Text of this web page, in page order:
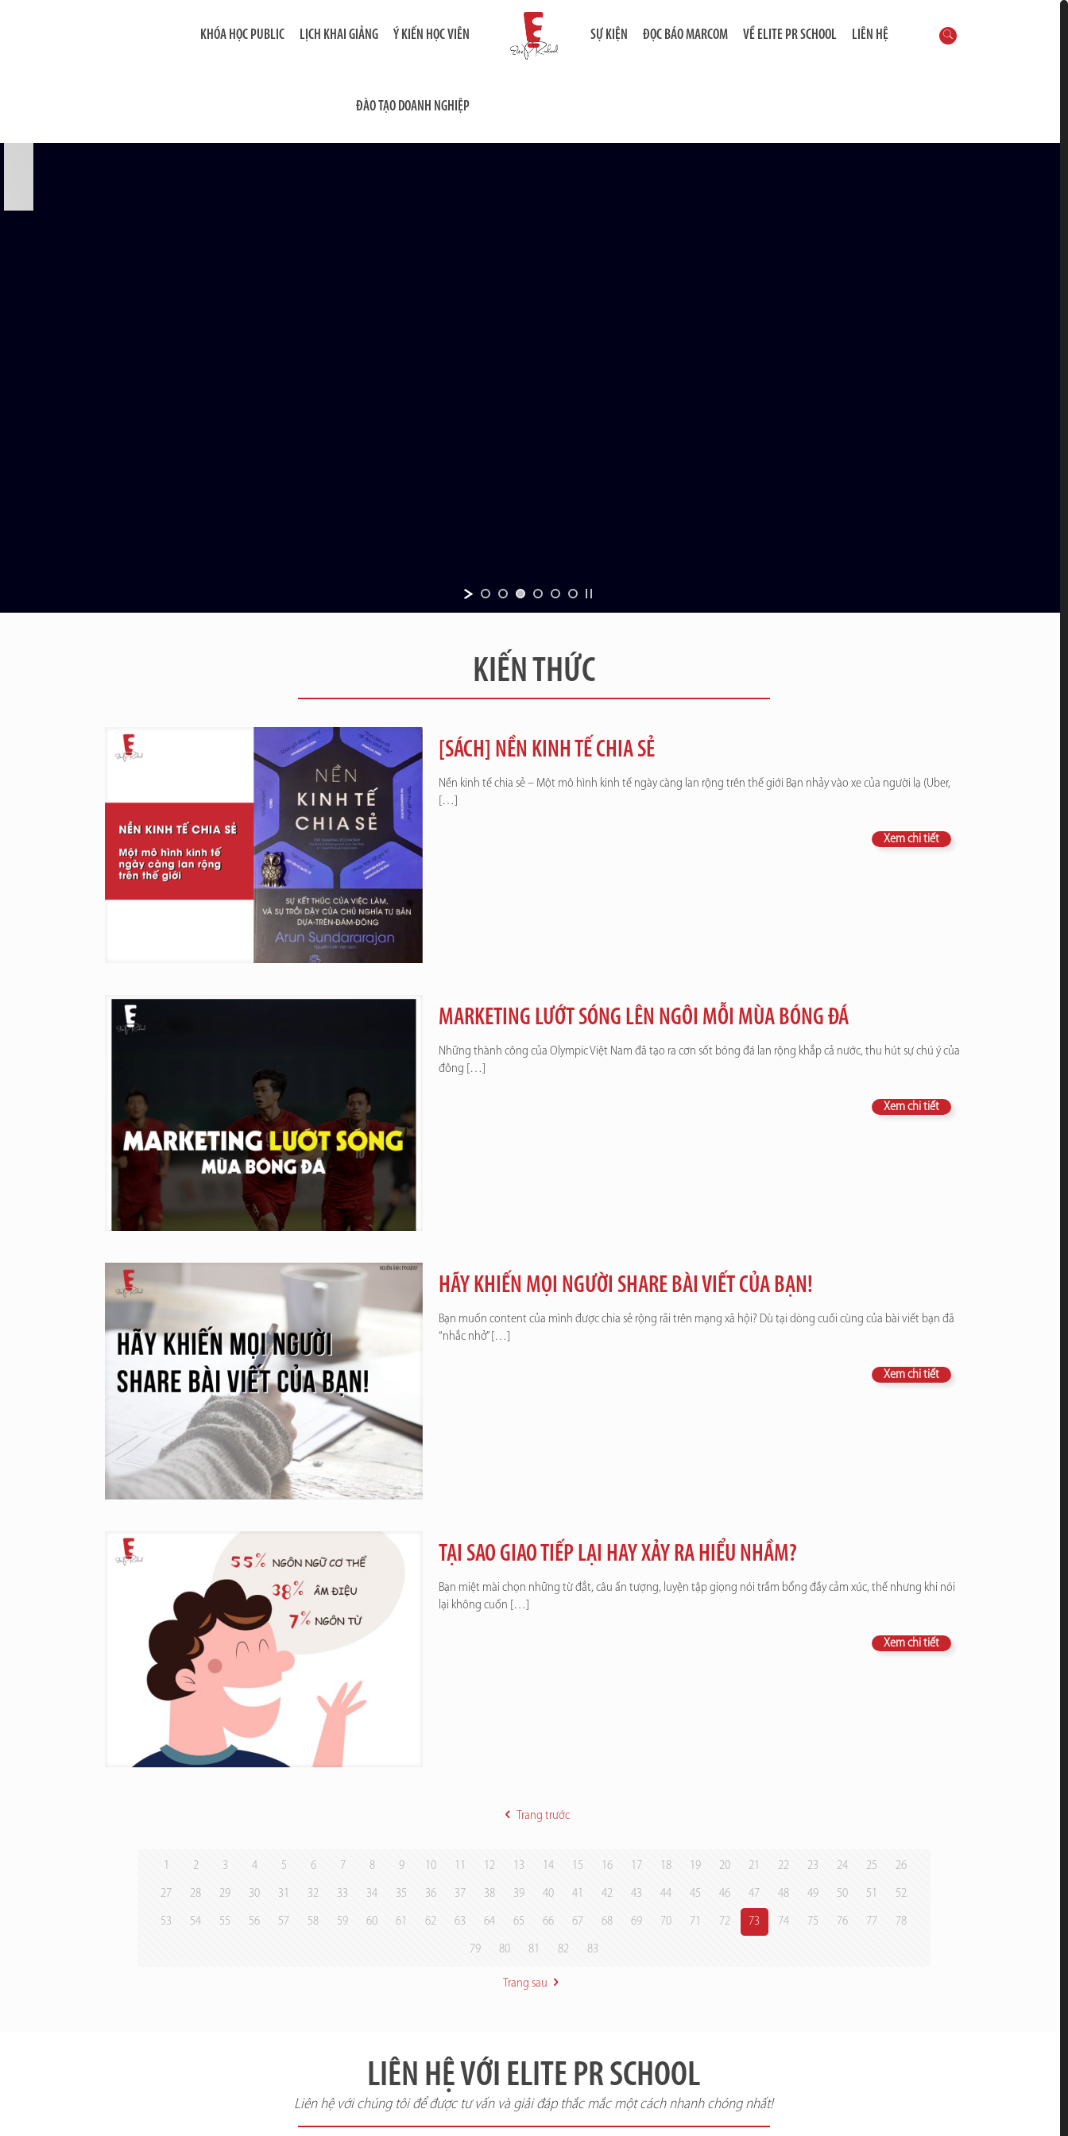
KHÓA HỌC PUBLIC LỊCH KHAI GIẢNG Ý KIẾN HỌC VIÊN
ĐÀO TẠO DOANH NGHIỆP
SỰ KIỆN ĐỌC BÁO MARCOM VỀ ELITE PR SCHOOL LIÊN HỆ
KIẾN THỨC
[SÁCH] NỀN KINH TẾ CHIA SẺ
Nền kinh tế chia sẻ – Một mô hình kinh tế ngày càng lan rộng trên thế giới Bạn nhảy vào xe của người lạ (Uber,
[…]
Xem chi tiết
MARKETING LƯỚT SÓNG LÊN NGÔI MỖI MÙA BÓNG ĐÁ
Những thành công của Olympic Việt Nam đã tạo ra cơn sốt bóng đá lan rộng khắp cả nước, thu hút sự chú ý của
đông […]
Xem chi tiết
HÃY KHIẾN MỌI NGƯỜI SHARE BÀI VIẾT CỦA BẠN!
Bạn muốn content của mình được chia sẻ rộng rãi trên mạng xã hội? Dù tại dòng cuối cùng của bài viết bạn đã
“nhắc nhở”[…]
Xem chi tiết
TẠI SAO GIAO TIẾP LẠI HAY XẢY RA HIỂU NHẦM?
Bạn miệt mài chọn những từ đắt, câu ấn tượng, luyện tập giọng nói trầm bổng đầy cảm xúc, thế nhưng khi nói
lại không cuốn […]
Xem chi tiết
Trang trước
1 2 3 4 5 6 7 8 9 10 11 12 13 14 15 16 17 18 19 20 21 22 23 24 25 26
27 28 29 30 31 32 33 34 35 36 37 38 39 40 41 42 43 44 45 46 47 48 49 50 51 52
53 54 55 56 57 58 59 60 61 62 63 64 65 66 67 68 69 70 71 72 73 74 75 76 77 78
79 80 81 82 83
Trang sau
LIÊN HỆ VỚI ELITE PR SCHOOL
Liên hệ với chúng tôi để được tư vấn và giải đáp thắc mắc một cách nhanh chóng nhất!